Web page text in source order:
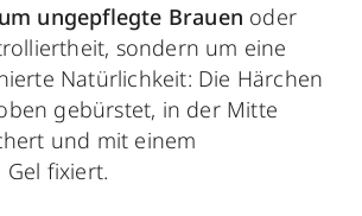
ungepflegte Brauen oder
sondern um eine
Natürlichkeit: Die Härchen
gebürstet, in der Mitte
und mit einem
fixiert.